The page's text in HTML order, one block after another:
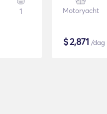
1 Motoryacht
$2,871 /dag